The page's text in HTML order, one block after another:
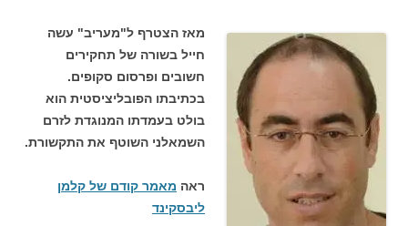
מאז הצטרף ל"מעריב" עשה
חייל בשורה של תחקירים
חשובים ופרסום סקופים.
בכתיבתו הפובליציסטית הוא
בולט בעמדתו המנוגדת לזרם
השמאלני השוטף את התקשורת.
ראה מאמר קודם של קלמן
ליבסקינד